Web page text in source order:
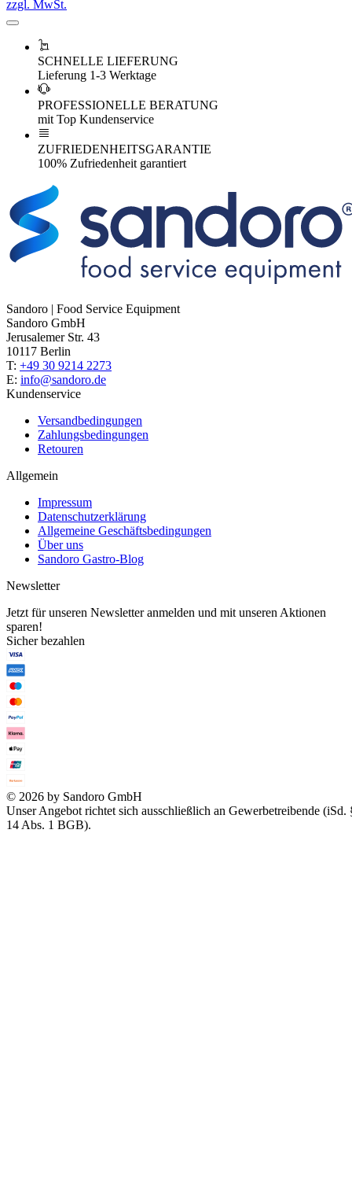
zzgl. MwSt.
SCHNELLE LIEFERUNG
Lieferung 1-3 Werktage
PROFESSIONELLE BERATUNG
mit Top Kundenservice
ZUFRIEDENHEITSGARANTIE
100% Zufriedenheit garantiert
Sandoro | Food Service Equipment
Sandoro GmbH
Jerusalemer Str. 43
10117 Berlin
T: +49 30 9214 2273
E: info@sandoro.de
Kundenservice
Versandbedingungen
Zahlungsbedingungen
Retouren
Allgemein
Impressum
Datenschutzerklärung
Allgemeine Geschäftsbedingungen
Über uns
Sandoro Gastro-Blog
Newsletter
Jetzt für unseren Newsletter anmelden und mit unseren Aktionen
sparen!
Sicher bezahlen
© 2026 by Sandoro GmbH
Unser Angebot richtet sich ausschließlich an Gewerbetreibende (iSd.
14 Abs. 1 BGB).